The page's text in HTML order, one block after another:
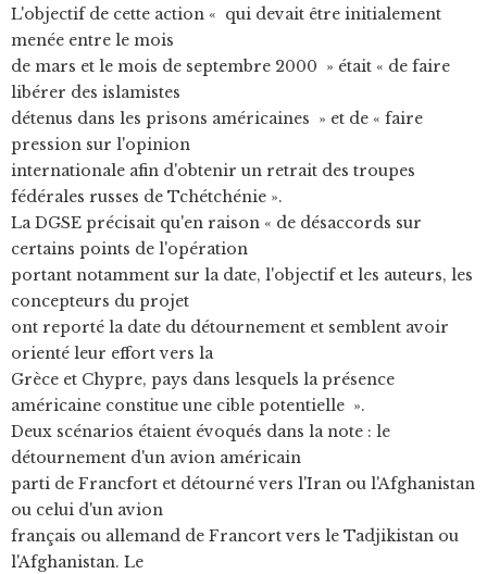
L'objectif de cette action « qui devait être initialement
menée entre le mois
de mars et le mois de septembre 2000 » était « de faire
libérer des islamistes
détenus dans les prisons américaines » et de « faire
pression sur l'opinion
internationale afin d'obtenir un retrait des troupes
fédérales russes de Tchétchénie ».
La DGSE précisait qu'en raison « de désaccords sur
certains points de l'opération
portant notamment sur la date, l'objectif et les auteurs, les
concepteurs du projet
ont reporté la date du détournement et semblent avoir
orienté leur effort vers la
Grèce et Chypre, pays dans lesquels la présence
américaine constitue une cible potentielle ».
Deux scénarios étaient évoqués dans la note : le
détournement d'un avion américain
parti de Francfort et détourné vers l'Iran ou l'Afghanistan
ou celui d'un avion
français ou allemand de Francort vers le Tadjikistan ou
l'Afghanistan. Le